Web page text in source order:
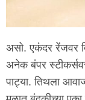
असो. एकंदर रेंजवर
अनेक बंपर
पाट्या. तिथला